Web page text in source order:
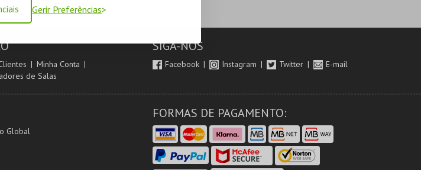
Gerir Preferências
Minha Conta
de Salas
SIGA-NOS
Facebook Instagram Twitter E-mail
Global
FORMAS DE PAGAMENTO: